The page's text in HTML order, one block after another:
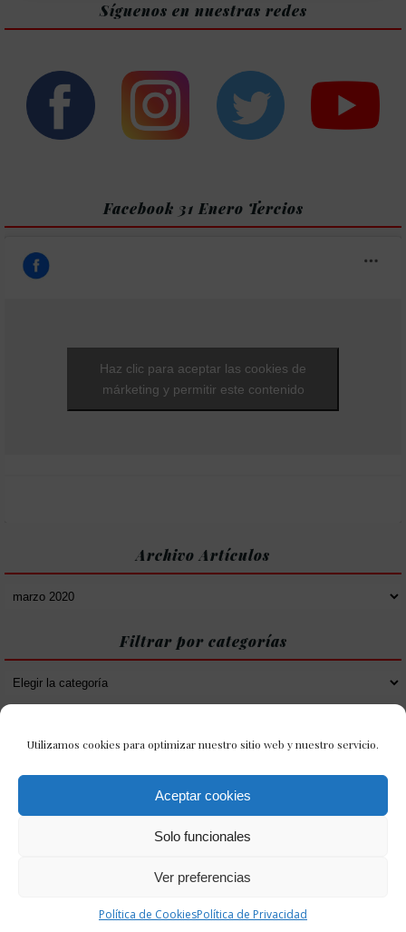
Utilizamos cookies para optimizar nuestro sitio web y nuestro servicio.
Aceptar cookies
Solo funcionales
Ver preferencias
Política de CookiesPolítica de Privacidad
Síguenos en nuestras redes
Facebook 31 Enero Tercios
Haz clic para aceptar las cookies de
márketing y permitir este contenido
Archivo Artículos
Archivo
Filtrar por categorías
Filtrar
por
Política de Cookies
Política de Privacidad
31 Enero Tercios 2021